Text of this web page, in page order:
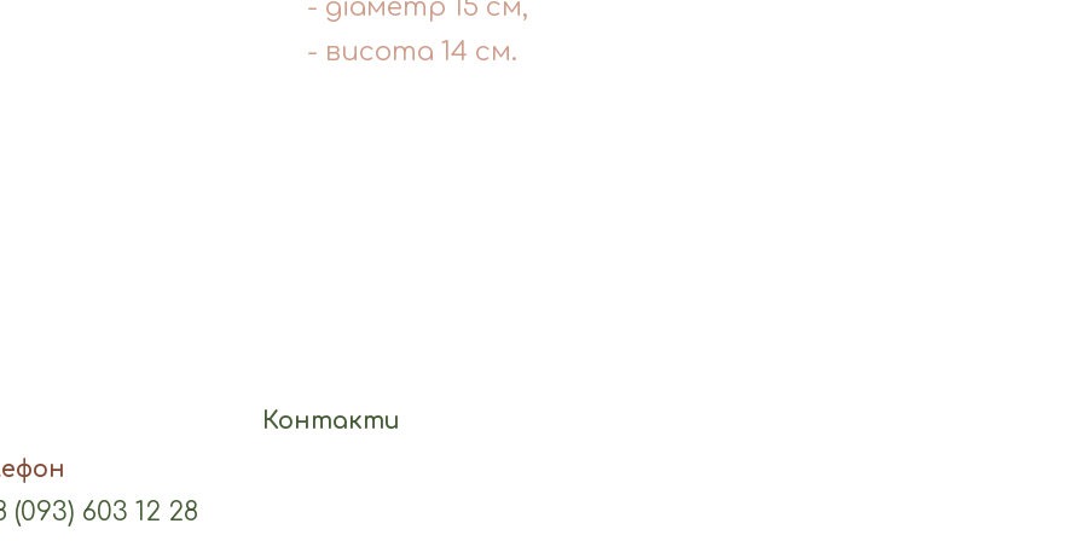
- діаметр 15 см,
- висота 14 см.
Контакти
(093) 603 12 28